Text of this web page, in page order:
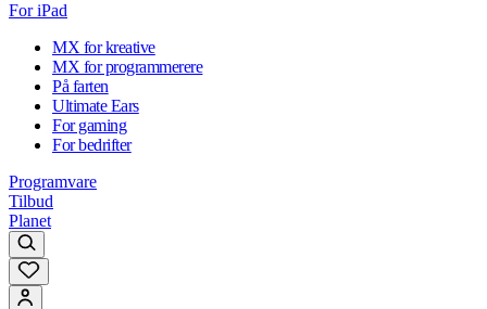
For iPad
MX for kreative
MX for programmerere
På farten
Ultimate Ears
For gaming
For bedrifter
Programvare
Tilbud
Planet